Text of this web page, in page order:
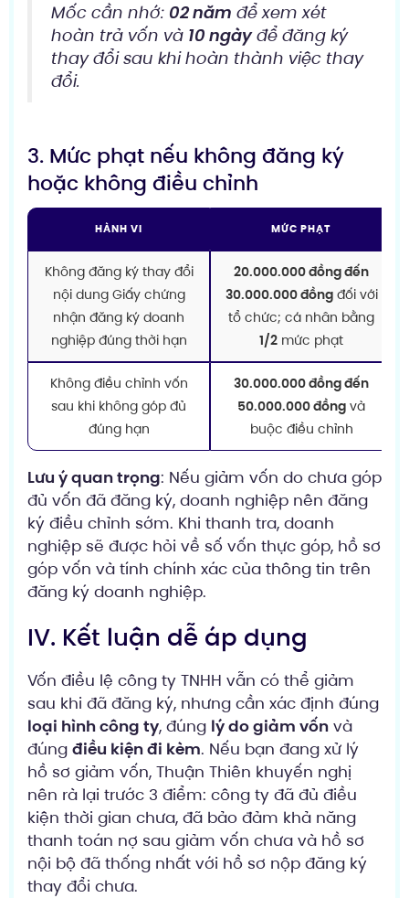
Mốc cần nhớ: 02 năm để xem xét
hoàn trả vốn và 10 ngàyđể đăng ký
thay đổi sau khi hoàn thành việc thay
đổi.
3. Mức phạt nếu không đăng ký
hoặc không điều chỉnh
HÀNH VI MỨC PHẠT
Không đăng ký thay đổi
nội dung Giấy chứng
nhận đăng ký doanh
nghiệp đúng thời hạn
20.000.000 đồng đến
30.000.000 đồngđối với
tổ chức; cá nhân bằng
1/2 mức phạt
Không điều chỉnh vốn
sau khi không góp đủ
đúng hạn
30.000.000 đồng đến
50.000.000 đồng và
buộc điều chỉnh
Lưu ý quan trọng: Nếu giảm vốn do chưa góp
đủ vốn đã đăng ký, doanh nghiệp nên đăng
ký điều chỉnh sớm. Khi thanh tra, doanh
nghiệp sẽ được hỏi về số vốn thực góp, hồ sơ
góp vốn và tính chính xác của thông tin trên
đăng ký doanh nghiệp.
IV. Kết luận dễ áp dụng
Vốn điều lệ công ty TNHH vẫn có thể giảm
sau khi đã đăng ký, nhưng cần xác định đúng
loại hình công ty, đúng lý do giảm vốn và
đúng điều kiện đi kèm. Nếu bạn đang xử lý
hồ sơ giảm vốn, Thuận Thiên khuyến nghị
nên rà lại trước 3 điểm: công ty đã đủ điều
kiện thời gian chưa, đã bảo đảm khả năng
thanh toán nợ sau giảm vốn chưa và hồ sơ
nội bộ đã thống nhất với hồ sơ nộp đăng ký
thay đổi chưa.